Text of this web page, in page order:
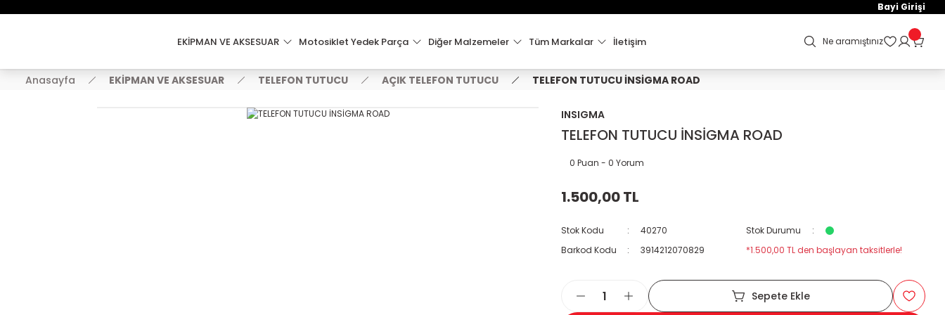
2000 TL VE ÜZERİ KARGO ÜCRETSİZ !
Bayi Girişi
EKİPMAN VE AKSESUAR Motosiklet Yedek Parça Diğer Malzemeler Tüm Markalar İletişim Ne aramıştınız
Anasayfa EKİPMAN VE AKSESUAR TELEFON TUTUCU AÇIK TELEFON TUTUCU TELEFON TUTUCU İNSİGMA ROAD
INSIGMA
TELEFON TUTUCU İNSİGMA ROAD
0 Puan - 0 Yorum
1.500,00 TL
Stok Kodu 40270
Stok Durumu
Barkod Kodu
3914212070829 *1.500,00 TL den başlayan taksitlerle!
Sepete Ekle